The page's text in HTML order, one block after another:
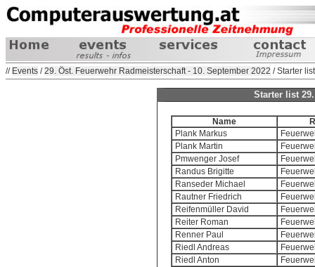
// Events /29. Öst. Feuerwehr Radmeisterschaft - 10. September 2022 / Starter list
Starter list
Name
Plank Markus
Plank Martin
Pmwenger Josef
Randus Brigitte
Ranseder Michael
Rautner Friedrich
Reifenmüller David
Reiter Roman
Renner Paul
Riedl Andreas
Riedl Anton